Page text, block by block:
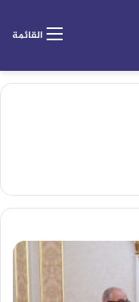
القائمة